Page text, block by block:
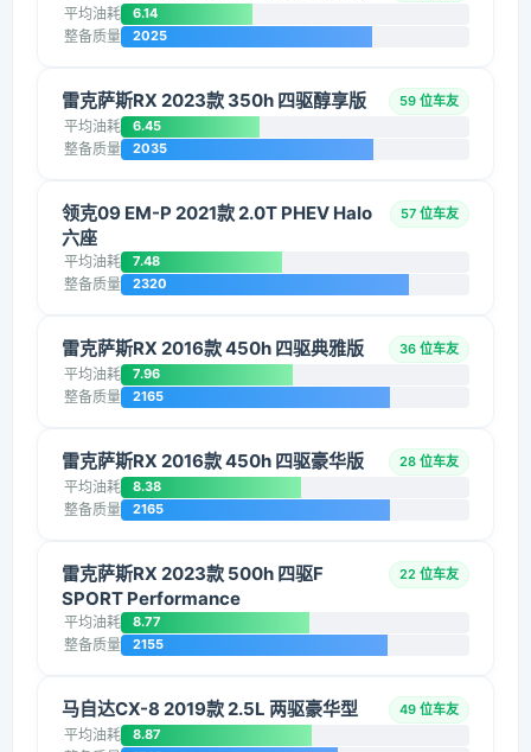
平均油耗 6.14
整备质量 2025
雷克萨斯RX 2023款 350h 四驱醇享版 59 位车友
平均油耗 6.45
整备质量 2035
领克09 EM-P 2021款 2.0T PHEV Halo
六座
57 位车友
平均油耗 7.48
整备质量 2320
雷克萨斯RX 2016款 450h 四驱典雅版 36 位车友
平均油耗 7.96
整备质量 2165
雷克萨斯RX 2016款 450h 四驱豪华版 28 位车友
平均油耗 8.38
整备质量 2165
雷克萨斯RX 2023款 500h 四驱F
SPORT Performance
22 位车友
平均油耗 8.77
整备质量 2155
马自达CX-8 2019款 2.5L 两驱豪华型 49 位车友
平均油耗 8.87